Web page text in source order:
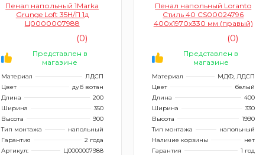
Пенал напольный 1Marka
Grunge Loft 35Н/П 1д
Ц0000007988
(0)
Представлен в
магазине
Материал
ЛДСП
Цвет
дуб вотан
Длина
200
Ширина
350
Высота
900
Тип монтажа
напольный
Гарантия
2 года
Артикул:
Ц0000007988
Пенал напольный Loranto
Стиль 40 CS00024796
400х1970х330 мм (правый)
(0)
Представлен в
магазине
Материал
МДФ, ЛДСП
Цвет
белый
Длина
400
Ширина
330
Высота
1990
Тип монтажа
напольный
Наличие корзины
нет
Гарантия
1 год